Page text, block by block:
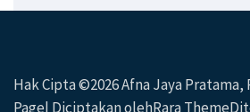
Hak Cipta ©2026Afna Jaya Pratama,
Page| Diciptakan olehRara Theme